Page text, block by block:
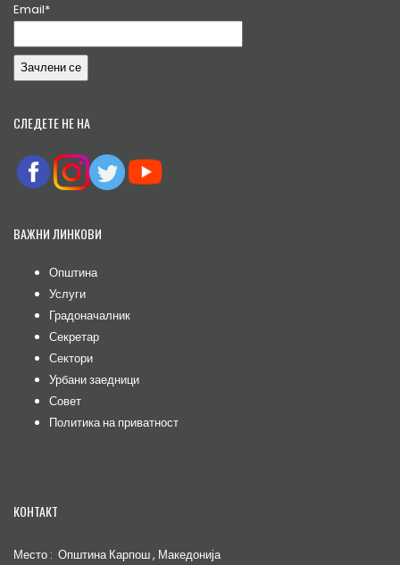
Email*
СЛЕДЕТЕ НЕ НА
ВАЖНИ ЛИНКОВИ
Општина
Услуги
Градоначалник
Секретар
Сектори
Урбани заедници
Совет
Политика на приватност
КОНТАКТ
Место : Општина Карпош , Македонија